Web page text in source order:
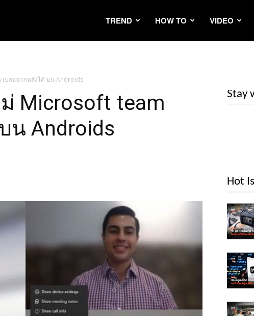
TREND HOW TO VIDEO
บลอฉากหลังได้ บน Androids
Microsoft team
น Androids
Stay
Hot